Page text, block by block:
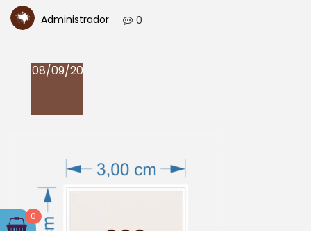
Administrador 0
08/09/20
0